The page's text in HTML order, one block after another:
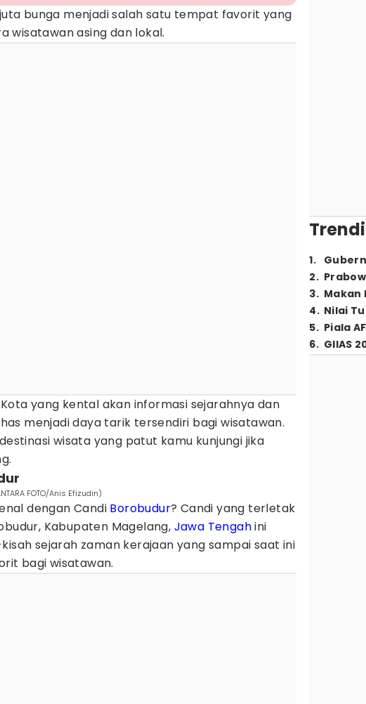
bunga menjadi salah satu tempat favorit yang
wisatawan asing dan lokal.
yang kental akan informasi sejarahnya dan
menjadi daya tarik tersendiri bagi wisatawan.
wisata yang patut kamu kunjungi jika
FOTO/Anis Efizudin)
dengan Candi Borobudur? Candi yang terletak
Kabupaten Magelang, Jawa Tengahini
sejarah zaman kerajaan yang sampai saat ini
bagi wisatawan.
1.
2.
3. Makan
4. Nilai
5. Piala
6. GIIAS